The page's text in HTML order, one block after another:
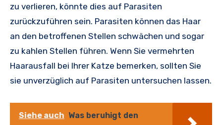
zu verlieren, könnte dies auf Parasiten
zurückzuführen sein. Parasiten können das Haar
an den betroffenen Stellen schwächen und sogar
zu kahlen Stellen führen. Wenn Sie vermehrten
Haarausfall bei Ihrer Katze bemerken, sollten Sie
sie unverzüglich auf Parasiten untersuchen lassen.
Siehe auch Was beruhigt den